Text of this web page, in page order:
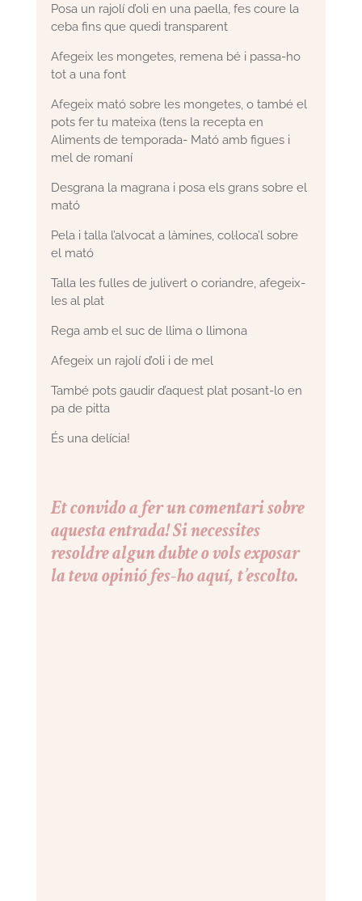
Posa un rajolí d’oli en una paella, fes coure la
ceba fins que quedi transparent
Afegeix les mongetes, remena bé i passa-ho
tot a una font
Afegeix mató sobre les mongetes, o també el
pots fer tu mateixa (tens la recepta en
Aliments de temporada- Mató amb figues i
mel de romaní
Desgrana la magrana i posa els grans sobre el
mató
Pela i talla l’alvocat a làmines, col·loca’l sobre
el mató
Talla les fulles de julivert o coriandre, afegeix-
les al plat
Rega amb el suc de llima o llimona
Afegeix un rajolí d’oli i de mel
També pots gaudir d’aquest plat posant-lo en
pa de pitta
És una delícia!
Et convido a fer un comentari sobre
aquesta entrada! Si necessites
resoldre algun dubte o vols exposar
la teva opinió fes-ho aquí, t’escolto.